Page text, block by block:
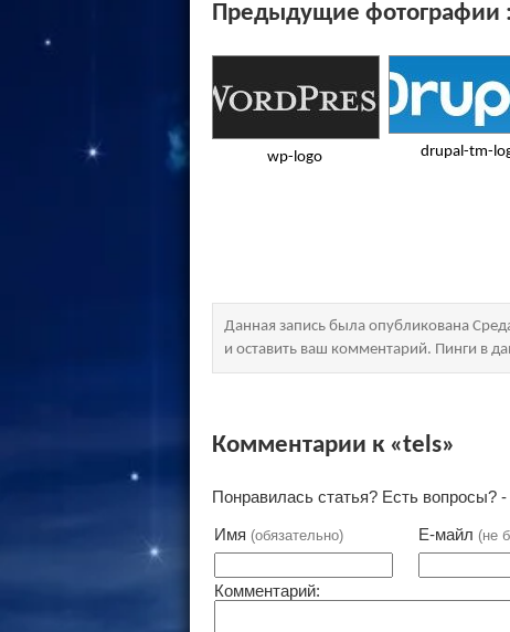
Предыдущие фотографии :
wp-logo drupal-tm-
Данная запись была опубликована
и оставить ваш комментарий. Пинги в
Комментарии к «tels»
Понравилась статья? Есть вопросы?
Имя (обязательно) Е-майл (не
Комментарий: